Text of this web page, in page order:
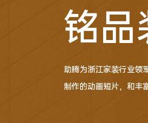
铭品
助腾为浙江家装行业
制作的动画短片，和丰